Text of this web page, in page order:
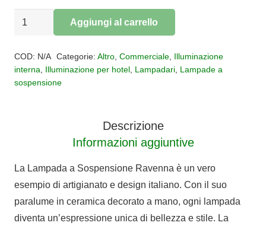
Sospensione
quantità
Aggiungi al carrello
COD: N/A Categorie: Altro, Commerciale, Illuminazione
interna
Illuminazione per hotel Lampadari Lampade a
sospensione
Descrizione
Informazioni aggiuntive
La Lampada a Sospensione Ravenna è un vero
esempio di artigianato e design italiano. Con il suo
paralume in ceramica decorato a mano, ogni lampada
diventa un’espressione unica di bellezza e stile. La